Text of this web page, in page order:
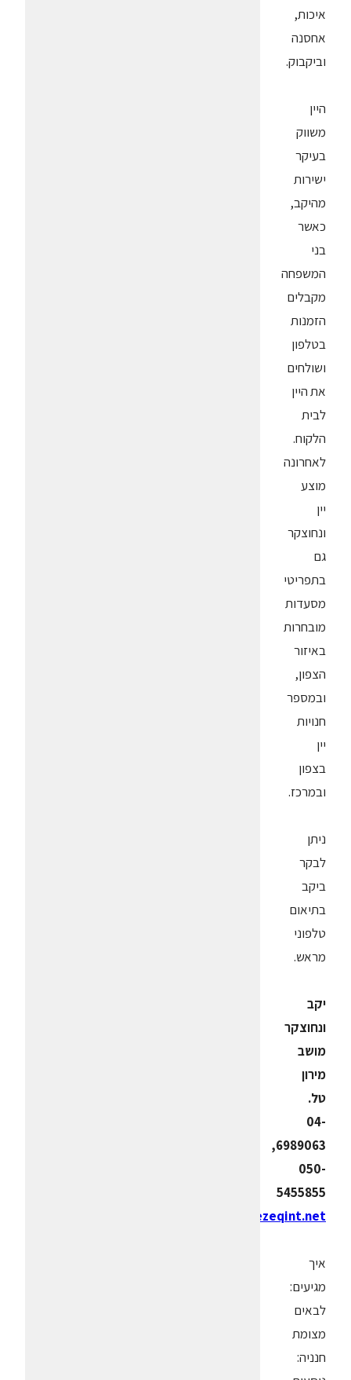
איכות,
אחסנה
וביקבוק.
היין
משווק
בעיקר
ישירות
מהיקב,
כאשר
בני
המשפחה
מקבלים
הזמנות
בטלפון
ושולחים
את היין
לבית
הלקוח.
לאחרונה
מוצע
יין
ונחוצקר
גם
בתפריטי
מסעדות
מובחרות
באיזור
הצפון,
ובמספר
חנויות
יין
בצפון
ובמרכז.
ניתן
לבקר
ביקב
בתיאום
טלפוני
מראש.
יקב
ונחוצקר
מושב
מירון
טל.
04-
6989063,
050-
5455855
elivan1@bezeqint.net
איך
מגיעים:
לבאים
מצומת
חנניה: